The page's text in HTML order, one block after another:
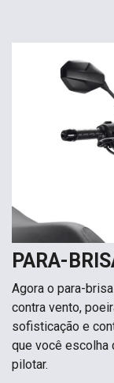
PARA-
Agora o para-
contra vento,
sofisticação e
que você escolha
pilotar.